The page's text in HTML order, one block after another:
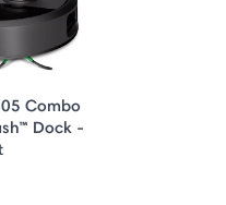
Combo
Dock -